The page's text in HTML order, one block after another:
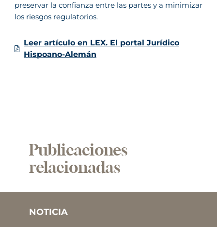
preservar la confianza entre las partes y a minimizar
los riesgos regulatorios.
Leer artículo en LEX. El portal Jurídico
Hispoano-Alemán
Publicaciones
relacionadas
NOTICIA